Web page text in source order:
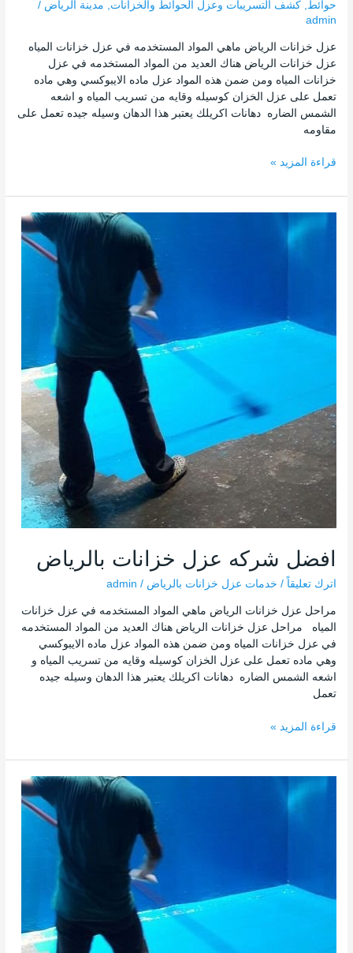
حوائط,كشف التسريبات وعزل الحوائط والخزانات, مدينة الرياض /
admin
عزل خزانات الرياض ماهي المواد المستخدمه في عزل خزانات المياه
عزل خزانات الرياض هناك العديد من المواد المستخدمه في عزل
خزانات المياه ومن ضمن هذه المواد عزل ماده الايبوكسي وهي ماده
تعمل على عزل الخزان كوسيله وقايه من تسريب المياه و اشعه
الشمس الضاره دهانات اكريلك يعتبر هذا الدهان وسيله جيده تعمل على
مقاومه
قراءة المزيد »
افضل شركه عزل خزانات بالرياض
اترك تعليقاً / خدمات عزل خزانات بالرياض /
admin
مراحل عزل خزانات الرياض ماهي المواد المستخدمه في عزل خزانات
المياه مراحل عزل خزانات الرياض هناك العديد من المواد المستخدمه
في عزل خزانات المياه ومن ضمن هذه المواد عزل ماده الايبوكسي
وهي ماده تعمل على عزل الخزان كوسيله وقايه من تسريب المياه و
اشعه الشمس الضاره دهانات اكريلك يعتبر هذا الدهان وسيله جيده
تعمل
قراءة المزيد »
مراحل